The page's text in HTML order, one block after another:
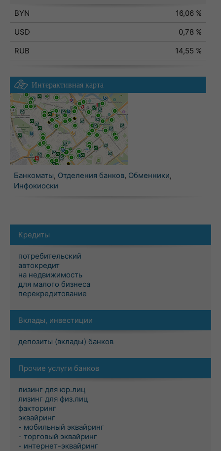
BYN
16,06 %
USD
0,78 %
RUB
14,55 %
Интерактивная карта
Банкоматы, Отделения банков, Обменники,
Инфокиоски
Кредиты
потребительский
автокредит
на недвижимость
для малого бизнеса
перекредитование
Вклады, инвестиции
депозиты (вклады) банков
Прочие услуги банков
лизинг для юр.лиц
лизинг для физ.лиц
факторинг
эквайринг
- мобильный эквайринг
- торговый эквайринг
- интернет-эквайринг